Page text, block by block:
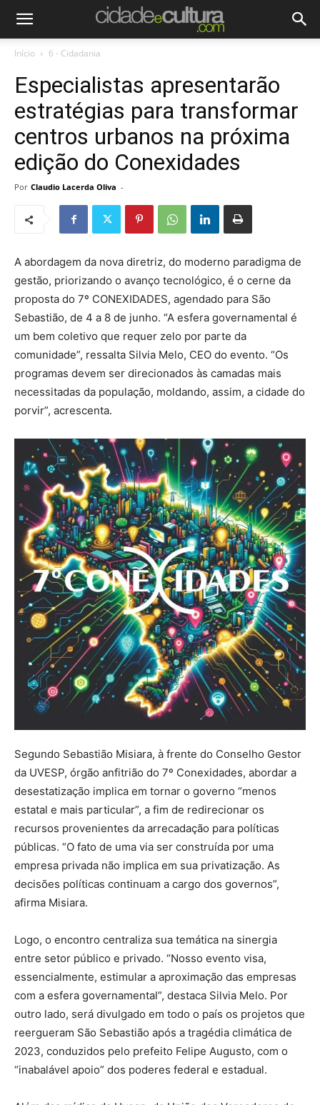
Início 6 - Cidadania
Especialistas apresentarão
estratégias para transformar
centros urbanos na próxima
edição do Conexidades
Por Claudio Lacerda Oliva -
A abordagem da nova diretriz, do moderno paradigma de
gestão, priorizando o avanço tecnológico, é o cerne da
proposta do 7º CONEXIDADES, agendado para São
Sebastião, de 4 a 8 de junho. “A esfera governamental é
um bem coletivo que requer zelo por parte da
comunidade”, ressalta Silvia Melo, CEO do evento. “Os
programas devem ser direcionados às camadas mais
necessitadas da população, moldando, assim, a cidade do
porvir”, acrescenta.
Segundo Sebastião Misiara, à frente do Conselho Gestor
da UVESP, órgão anfitrião do 7º Conexidades, abordar a
desestatização implica em tornar o governo “menos
estatal e mais particular”, a fim de redirecionar os
recursos provenientes da arrecadação para políticas
públicas. “O fato de uma via ser construída por uma
empresa privada não implica em sua privatização. As
decisões políticas continuam a cargo dos governos”,
afirma Misiara.
Logo, o encontro centraliza sua temática na sinergia
entre setor público e privado. “Nosso evento visa,
essencialmente, estimular a aproximação das empresas
com a esfera governamental”, destaca Silvia Melo. Por
outro lado, será divulgado em todo o país os projetos que
reergueram São Sebastião após a tragédia climática de
2023, conduzidos pelo prefeito Felipe Augusto, com o
“inabalável apoio” dos poderes federal e estadual.